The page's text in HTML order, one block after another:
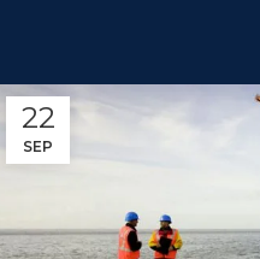
22
SEP